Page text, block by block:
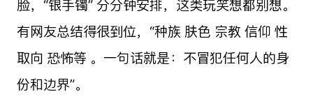
脸，“银手镯” 分分钟安排，这类玩笑想都别想。
有网友总结得很到位，“种族 肤色 宗教 信仰 性
取向 恐怖等 。一句话就是：不冒犯任何人的身
份和边界”。